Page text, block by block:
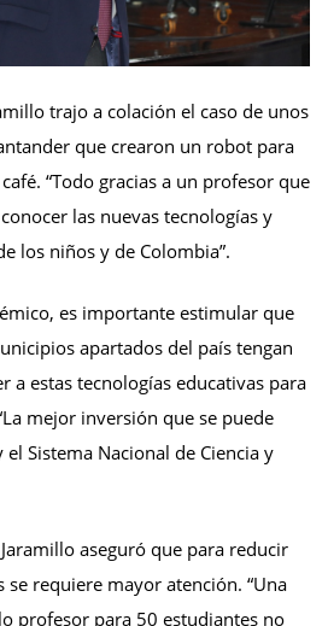
trajo a colación el caso de unos
que crearon un robot para
“Todo gracias a un profesor que
las nuevas tecnologías y
los niños y de Colombia”.
es importante estimular que
apartados del país tengan
a estas tecnologías educativas para
mejor inversión que se puede
el Sistema Nacional de Ciencia y
aseguró que para reducir
se requiere mayor atención. “Una
profesor para 50 estudiantes no